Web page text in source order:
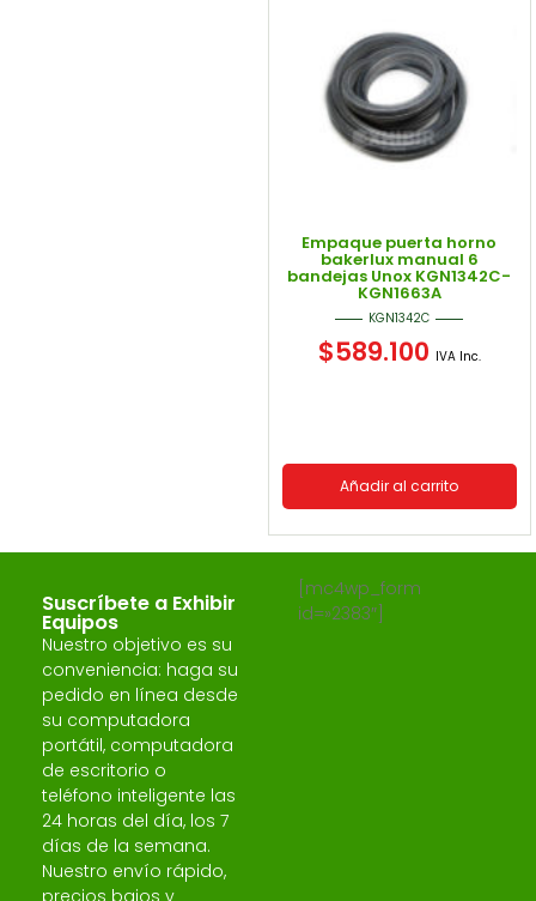
Empaque puerta horno
bakerlux manual 6
bandejas Unox KGN1342C-
KGN1663A
KGN1342C
$589.100 IVA Inc.
Añadir al carrito
Suscríbete a Exhibir
Equipos
Nuestro objetivo es su
conveniencia: haga su
pedido en línea desde
su computadora
portátil, computadora
de escritorio o
teléfono inteligente las
24 horas del día, los 7
días de la semana.
Nuestro envío rápido,
[mc4wp_form
id=»2383″]